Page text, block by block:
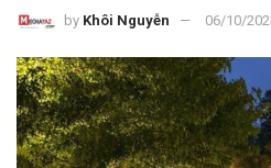
by Khôi Nguyễn 06/10/